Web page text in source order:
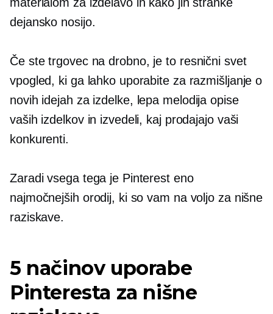
dejansko nosijo.
Če ste trgovec na drobno, je to resnični svet
vpogled, ki ga lahko uporabite za razmišljanje o
novih idejah za izdelke, lepa melodija opise
vaših izdelkov in izvedeli, kaj prodajajo vaši
konkurenti.
Zaradi vsega tega je Pinterest eno
najmočnejših orodij, ki so vam na voljo za nišne
raziskave.
5 načinov uporabe
Pinteresta za nišne